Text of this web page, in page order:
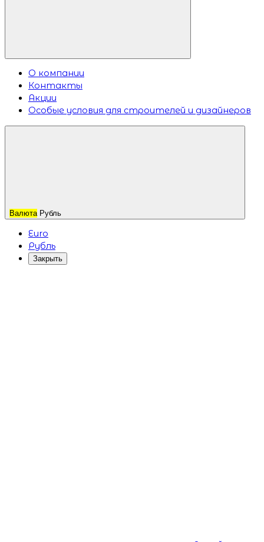
О компании
Контакты
Акции
Особые условия для строителей и дизайнеров
Валюта Рубль
Euro
Рубль
Закрыть